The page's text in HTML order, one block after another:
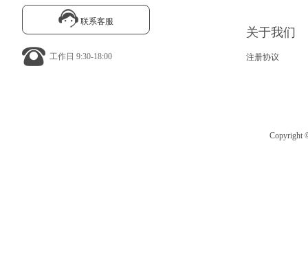
联系客服
工作日 9:30-18:00
关于我们
注册协议
Copyright